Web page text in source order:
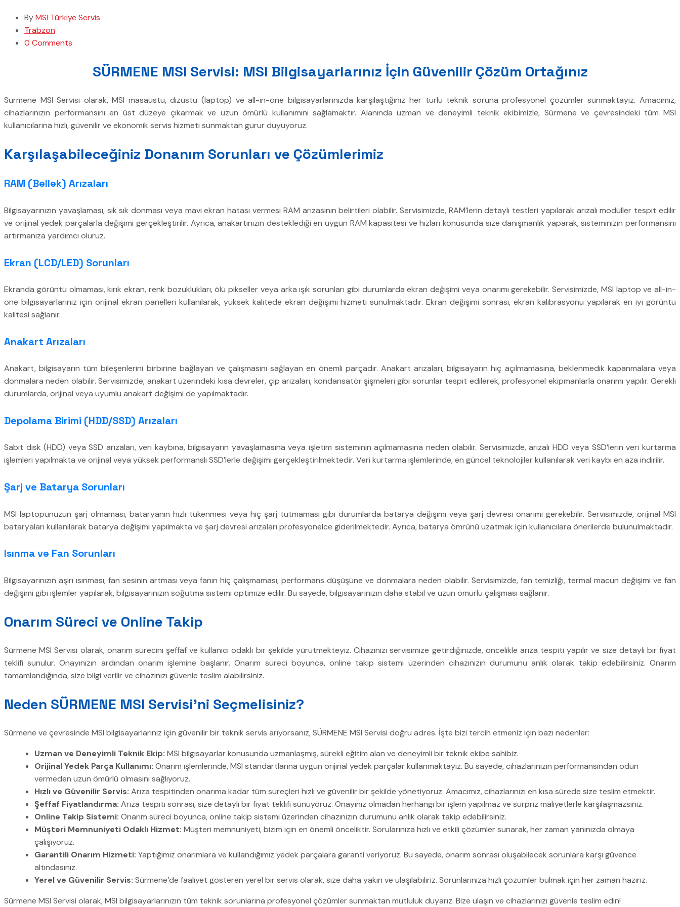
ByMSI Türkiye Servis
Trabzon
0 Comments
SÜRMENE MSI Servisi: MSI Bilgisayarlarınız İçin Güvenilir Çözüm Ortağınız
Sürmene MSI Servisi olarak, MSI masaüstü, dizüstü (laptop) ve all-in-one bilgisayarlarınızda karşılaştığınız her türlü teknik soruna profesyonel çözümler sunmaktayız. Amacımız,
cihazlarınızın performansını en üst düzeye çıkarmak ve uzun ömürlü kullanımını sağlamaktır. Alanında uzman ve deneyimli teknik ekibimizle, Sürmene ve çevresindeki tüm MSI
kullanıcılarına hızlı, güvenilir ve ekonomik servis hizmeti sunmaktan gurur duyuyoruz.
Karşılaşabileceğiniz Donanım Sorunları ve Çözümlerimiz
RAM (Bellek) Arızaları
Bilgisayarınızın yavaşlaması, sık sık donması veya mavi ekran hatası vermesi RAM arızasının belirtileri olabilir. Servisimizde, RAM’lerin detaylı testleri yapılarak arızalı modüller tespit edilir
ve orijinal yedek parçalarla değişimi gerçekleştirilir. Ayrıca, anakartınızın desteklediği en uygun RAM kapasitesi ve hızları konusunda size danışmanlık yaparak, sisteminizin performansını
artırmanıza yardımcı oluruz.
Ekran (LCD/LED) Sorunları
Ekranda görüntü olmaması, kırık ekran, renk bozuklukları, ölü pikseller veya arka ışık sorunları gibi durumlarda ekran değişimi veya onarımı gerekebilir. Servisimizde, MSI laptop ve all-in-
one bilgisayarlarınız için orijinal ekran panelleri kullanılarak, yüksek kalitede ekran değişimi hizmeti sunulmaktadır. Ekran değişimi sonrası, ekran kalibrasyonu yapılarak en iyi görüntü
kalitesi sağlanır.
Anakart Arızaları
Anakart, bilgisayarın tüm bileşenlerini birbirine bağlayan ve çalışmasını sağlayan en önemli parçadır. Anakart arızaları, bilgisayarın hiç açılmamasına, beklenmedik kapanmalara veya
donmalara neden olabilir. Servisimizde, anakart üzerindeki kısa devreler, çip arızaları, kondansatör şişmeleri gibi sorunlar tespit edilerek, profesyonel ekipmanlarla onarımı yapılır. Gerekli
durumlarda, orijinal veya uyumlu anakart değişimi de yapılmaktadır.
Depolama Birimi (HDD/SSD) Arızaları
Sabit disk (HDD) veya SSD arızaları, veri kaybına, bilgisayarın yavaşlamasına veya işletim sisteminin açılmamasına neden olabilir. Servisimizde, arızalı HDD veya SSD’lerin veri kurtarma
işlemleri yapılmakta ve orijinal veya yüksek performanslı SSD’lerle değişimi gerçekleştirilmektedir. Veri kurtarma işlemlerinde, en güncel teknolojiler kullanılarak veri kaybı en aza indirilir.
Şarj ve Batarya Sorunları
MSI laptopunuzun şarj olmaması, bataryanın hızlı tükenmesi veya hiç şarj tutmaması gibi durumlarda batarya değişimi veya şarj devresi onarımı gerekebilir. Servisimizde, orijinal MSI
bataryaları kullanılarak batarya değişimi yapılmakta ve şarj devresi arızaları profesyonelce giderilmektedir. Ayrıca, batarya ömrünü uzatmak için kullanıcılara önerilerde bulunulmaktadır.
Isınma ve Fan Sorunları
Bilgisayarınızın aşırı ısınması, fan sesinin artması veya fanın hiç çalışmaması, performans düşüşüne ve donmalara neden olabilir. Servisimizde, fan temizliği, termal macun değişimi ve fan
değişimi gibi işlemler yapılarak, bilgisayarınızın soğutma sistemi optimize edilir. Bu sayede, bilgisayarınızın daha stabil ve uzun ömürlü çalışması sağlanır.
Onarım Süreci ve Online Takip
Sürmene MSI Servisi olarak, onarım sürecini şeffaf ve kullanıcı odaklı bir şekilde yürütmekteyiz. Cihazınızı servisimize getirdiğinizde, öncelikle arıza tespiti yapılır ve size detaylı bir fiyat
teklifi sunulur. Onayınızın ardından onarım işlemine başlanır. Onarım süreci boyunca, online takip sistemi üzerinden cihazınızın durumunu anlık olarak takip edebilirsiniz. Onarım
tamamlandığında, size bilgi verilir ve cihazınızı güvenle teslim alabilirsiniz.
Neden SÜRMENE MSI Servisi’ni Seçmelisiniz?
Sürmene ve çevresinde MSI bilgisayarlarınız için güvenilir bir teknik servis arıyorsanız, SÜRMENE MSI Servisi doğru adres. İşte bizi tercih etmeniz için bazı nedenler:
Uzman ve Deneyimli Teknik Ekip: MSI bilgisayarlar konusunda uzmanlaşmış, sürekli eğitim alan ve deneyimli bir teknik ekibe sahibiz.
Orijinal Yedek Parça Kullanımı: Onarım işlemlerinde, MSI standartlarına uygun orijinal yedek parçalar kullanmaktayız. Bu sayede, cihazlarınızın performansından ödün
vermeden uzun ömürlü olmasını sağlıyoruz.
Hızlı ve Güvenilir Servis: Arıza tespitinden onarıma kadar tüm süreçleri hızlı ve güvenilir bir şekilde yönetiyoruz. Amacımız, cihazlarınızı en kısa sürede size teslim etmektir.
Şeffaf Fiyatlandırma: Arıza tespiti sonrası, size detaylı bir fiyat teklifi sunuyoruz. Onayınız olmadan herhangi bir işlem yapılmaz ve sürpriz maliyetlerle karşılaşmazsınız.
Online Takip Sistemi: Onarım süreci boyunca, online takip sistemi üzerinden cihazınızın durumunu anlık olarak takip edebilirsiniz.
Müşteri Memnuniyeti Odaklı Hizmet: Müşteri memnuniyeti, bizim için en önemli önceliktir. Sorularınıza hızlı ve etkili çözümler sunarak, her zaman yanınızda olmaya
çalışıyoruz.
Garantili Onarım Hizmeti: Yaptığımız onarımlara ve kullandığımız yedek parçalara garanti veriyoruz. Bu sayede, onarım sonrası oluşabilecek sorunlara karşı güvence
altındasınız.
Yerel ve Güvenilir Servis: Sürmene’de faaliyet gösteren yerel bir servis olarak, size daha yakın ve ulaşılabiliriz. Sorunlarınıza hızlı çözümler bulmak için her zaman hazırız.
Sürmene MSI Servisi olarak, MSI bilgisayarlarınızın tüm teknik sorunlarına profesyonel çözümler sunmaktan mutluluk duyarız. Bize ulaşın ve cihazlarınızı güvenle teslim edin!